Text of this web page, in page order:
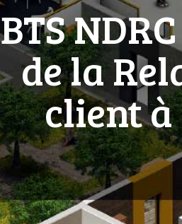
BTS
de la
client